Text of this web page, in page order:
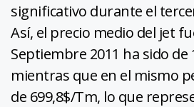
significativo durante el
Así, el precio medio del jet
Septiembre 2011 ha sido de
mientras que en el mismo
de 699,8$/Tm, lo que